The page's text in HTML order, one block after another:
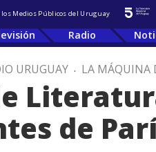
los Medios Públicos del Uruguay
Radio
URUGUAY . LA MÁQUINA
de